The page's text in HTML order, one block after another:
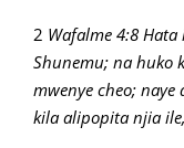
2 Wafalme 4:8
Shunemu; na huko
mwenye cheo;
kila alipopita njia